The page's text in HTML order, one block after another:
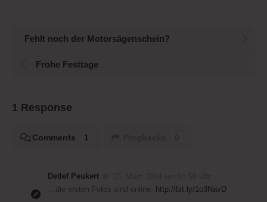
Fehlt noch der Motorsägenschein?
Frohe Festtage
1 Response
Comments 1
Detlef Peukert
…die ersten Fotos sind online:
http://bit.ly/1o3NavD